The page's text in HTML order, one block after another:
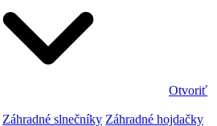
Otvoriť
Záhradné slnečníky Záhradné hojdačky